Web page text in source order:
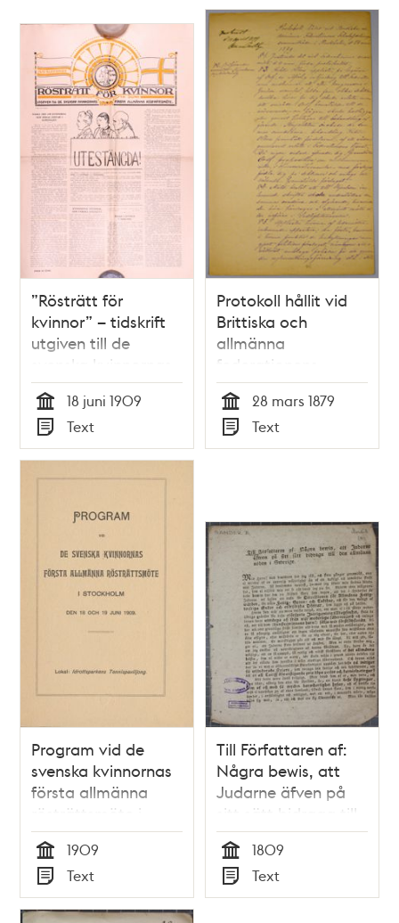
”Rösträtt för
kvinnor” – tidskrift
utgiven till de
svenska kvinnornas
första allmänna
rösträttsmöte 1909
Tid
18 juni 1909
Typ
Text
Protokoll hållit vid
Brittiska och
allmänna
federationens
filialavdelnings
sammanträde i
Stockholm den 28
mars 1879
Tid
28 mars 1879
Typ
Text
Program vid de
svenska kvinnornas
första allmänna
rösträttsmöte i
Stockholm den 18
och 19 juni 1909
Tid
1909
Typ
Text
Till Författaren af:
Några bewis, att
Judarne äfven på
sitt sätt bidraga till
den allmänna
nöden i Swerige
Tid
1809
Typ
Text